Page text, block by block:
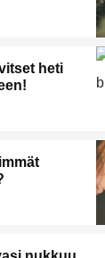
heti